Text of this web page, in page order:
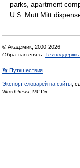
parks, apartment
U.S. Mutt Mitt
© Академик, 2000-2026
Обратная связь: Техподдержка
👣 Путешествия
Экспорт словарей на сайты ,
WordPress, MODx.